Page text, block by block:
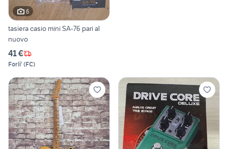
6
tasiera casio mini SA-76 pari al
nuovo
41 €
Forli' (FC)